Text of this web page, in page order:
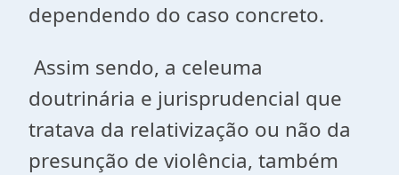
dependendo do caso concreto.
Assim sendo, a celeuma
doutrinária e jurisprudencial que
tratava da relativização ou não da
presunção de violência, também